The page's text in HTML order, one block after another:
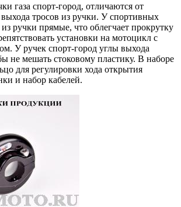
газа спорт-город, отличаются от
тросов из ручки. У спортивных
ручки прямые, что облегчает прокрутку
установки на мотоцикл с
У ручек спорт-город углы выхода
не мешать стоковому пластику. В наборе
для регулировки хода открытия
и набор кабелей.